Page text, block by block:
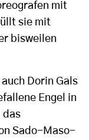
mit
sie mit
bisweilen
Dorin Gals
Engel in
das
Sado-Maso-